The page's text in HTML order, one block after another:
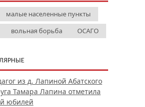
малые населенные пункты
вольная борьба ОСАГО
из д. Лапиной Абатского
Тамара Лапина отметила
юбилей